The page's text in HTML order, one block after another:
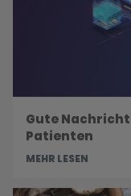
Gute
Patienten
MEHR LESEN